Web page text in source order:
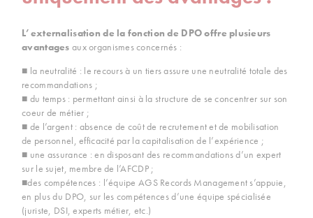
L’externalisation de la fonction de DPO offre plusieurs
avantages aux organismes concernés :
■ la neutralité : le recours à un tiers assure une neutralité totale des
recommandations ;
■ du temps : permettant ainsi à la structure de se concentrer sur son
coeur de métier ;
■ de l’argent : absence de coût de recrutement et de mobilisation
de personnel, efficacité par la capitalisation de l’expérience ;
■ une assurance : en disposant des recommandations d’un expert
sur le sujet, membre de l’AFCDP ;
■des compétences : l’équipe AGS Records Management s’appuie,
en plus du DPO, sur les compétences d’une équipe spécialisée
(juriste, DSI, experts métier, etc.)